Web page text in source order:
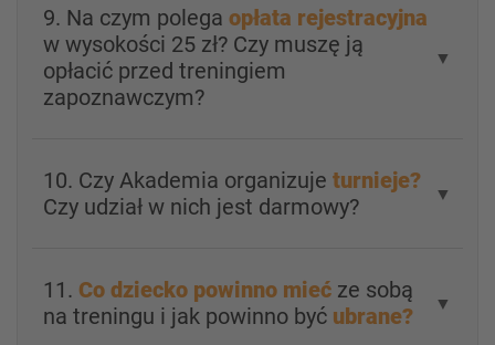
9. Na czym polega opłata rejestracyjna
w wysokości 25 zł? Czy muszę ją
opłacić przed treningiem
zapoznawczym?
▼
10. Czy Akademia organizuje turnieje?
Czy udział w nich jest darmowy?
▼
11. Co dziecko powinno mieć ze sobą
na treningu i jak powinno być ubrane? ▼